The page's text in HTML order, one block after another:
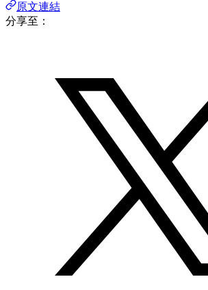
原文連結
分享至：